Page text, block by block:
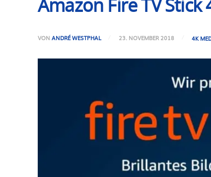
Amazon Fire TV
VON ANDRÉ WESTPHAL 23. NOVEMBER 2018 4K